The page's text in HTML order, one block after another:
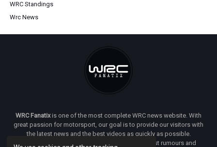
WRC Standings
Wrc News
WRC Fanatixis one of the most complete WRC news website. With
great passion for motorsport, our goal is to provide our visitors with
the latest news and the best videos as quickly as possible.
Additionally, you will find our opinion on the latest rumours and